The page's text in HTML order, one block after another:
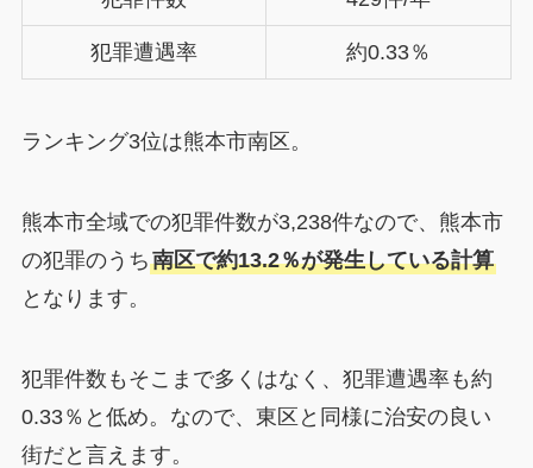
犯罪遭遇率 約0.33％
ランキング3位は熊本市南区。
熊本市全域での犯罪件数が3,238件なので、熊本市
の犯罪のうち南区で約13.2％が発生している計算
となります。
犯罪件数もそこまで多くはなく、犯罪遭遇率も約
0.33％と低め。なので、東区と同様に治安の良い
街だと言えます。